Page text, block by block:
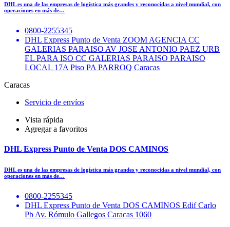
DHL es una de las empresas de logística más grandes y reconocidas a nivel mundial, con
operaciones en más de…
0800-2255345
DHL Express Punto de Venta ZOOM AGENCIA CC
GALERIAS PARAISO AV JOSE ANTONIO PAEZ URB
EL PARA ISO CC GALERIAS PARAISO PARAISO
LOCAL 17A Piso PA PARROQ Caracas
Caracas
Servicio de envíos
Vista rápida
Agregar a favoritos
DHL Express Punto de Venta DOS CAMINOS
DHL es una de las empresas de logística más grandes y reconocidas a nivel mundial, con
operaciones en más de…
0800-2255345
DHL Express Punto de Venta DOS CAMINOS Edif Carlo
Pb Av. Rómulo Gallegos Caracas 1060